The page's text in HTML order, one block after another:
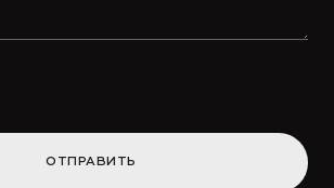
ОТПРАВИТЬ